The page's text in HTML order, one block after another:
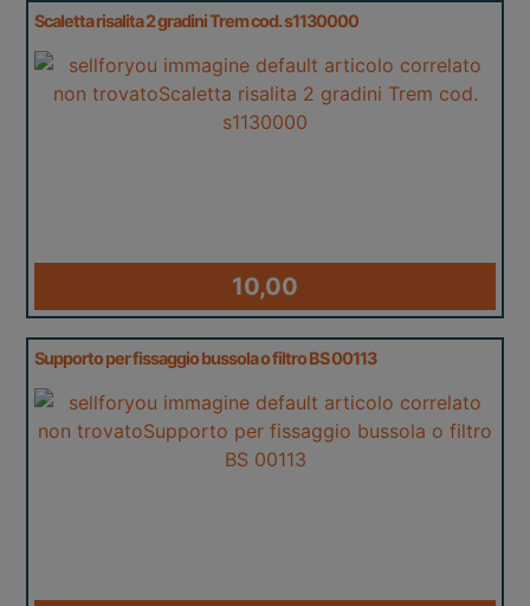
Scaletta risalita 2 gradini Trem cod. s1130000
10,00
Supporto per fissaggio bussola o filtro BS 00113